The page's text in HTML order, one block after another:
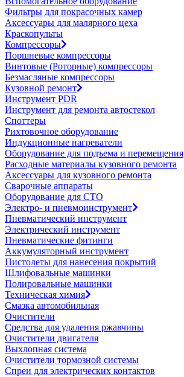
Фильтры для покрасочных камер
Аксессуары для малярного цеха
Краскопульты
Компрессоры
Поршневые компрессоры
Винтовые (Роторные) компрессоры
Безмасляные компрессоры
Кузовной ремонт
Инструмент PDR
Инструмент для ремонта автостекол
Споттеры
Рихтовочное оборудование
Индукционные нагреватели
Оборудование для подъема и перемещения
Расходные материалы кузовного ремонта
Аксессуары для кузовного ремонта
Сварочные аппараты
Оборудование для СТО
Электро- и пневмоинструмент
Пневматический инструмент
Электрический инструмент
Пневматические фитинги
Аккумуляторный инструмент
Пистолеты для нанесения покрытий
Шлифовальные машинки
Полировальные машинки
Техническая химия
Смазка автомобильная
Очистители
Средства для удаления ржавчины
Очистители двигателя
Выхлопная система
Очистители тормозной системы
Спреи для электрических контактов